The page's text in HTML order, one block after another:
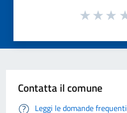
Contatta il comune
Leggi le domande frequenti